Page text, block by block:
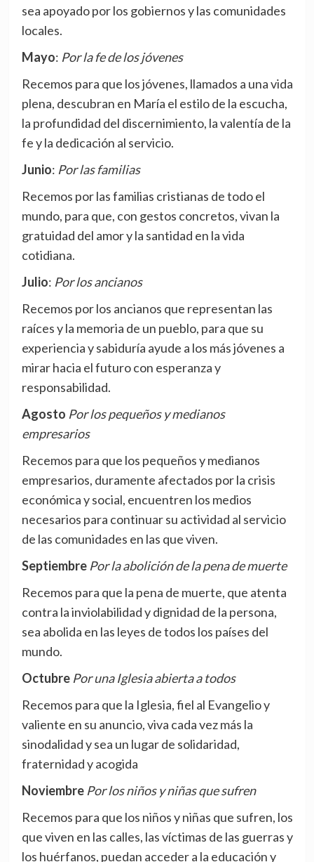
sea apoyado por los gobiernos y las comunidades
locales.
Mayo: Por la fe de los jóvenes
Recemos para que los jóvenes, llamados a una vida
plena, descubran en María el estilo de la escucha,
la profundidad del discernimiento, la valentía de la
fe y la dedicación al servicio.
Junio: Por las familias
Recemos por las familias cristianas de todo el
mundo, para que, con gestos concretos, vivan la
gratuidad del amor y la santidad en la vida
cotidiana.
Julio: Por los ancianos
Recemos por los ancianos que representan las
raíces y la memoria de un pueblo, para que su
experiencia y sabiduría ayude a los más jóvenes a
mirar hacia el futuro con esperanza y
responsabilidad.
Agosto Por los pequeños y medianos
empresarios
Recemos para que los pequeños y medianos
empresarios, duramente afectados por la crisis
económica y social, encuentren los medios
necesarios para continuar su actividad al servicio
de las comunidades en las que viven.
Septiembre Por la abolición de la pena de muerte
Recemos para que la pena de muerte, que atenta
contra la inviolabilidad y dignidad de la persona,
sea abolida en las leyes de todos los países del
mundo.
Octubre Por una Iglesia abierta a todos
Recemos para que la Iglesia, fiel al Evangelio y
valiente en su anuncio, viva cada vez más la
sinodalidad y sea un lugar de solidaridad,
fraternidad y acogida
Noviembre Por los niños y niñas que sufren
Recemos para que los niños y niñas que sufren, los
que viven en las calles, las víctimas de las guerras y
los huérfanos, puedan acceder a la educación y